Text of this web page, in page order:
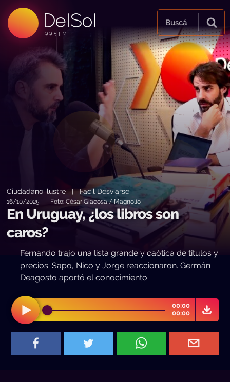
DelSol
99.5 FM
99.5 FM
99.5 FM
Buscá
Ciudadano ilustre Facil Desviarse
16/10/2025 | Foto: César Giacosa / Magnolio
En Uruguay, ¿los libros son
caros?
Fernando trajo una lista grande y caótica de títulos y
precios. Sapo, Nico y Jorge reaccionaron. Germán
Deagosto aportó el conocimiento.
00:00
00:00